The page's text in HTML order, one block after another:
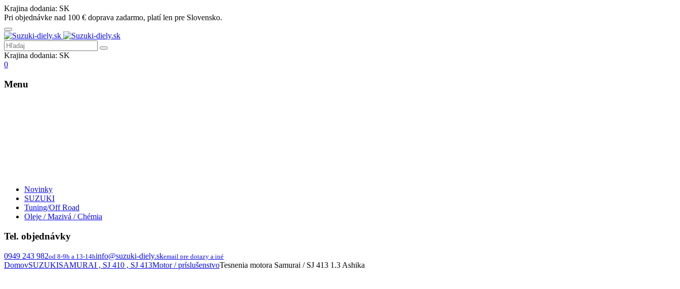
Krajina dodania: SK
Pri objednávke nad 100 € doprava zadarmo, platí len pre Slovensko.
Krajina dodania: SK
0
Menu
Novinky
SUZUKI
Tuning/Off Road
Oleje / Mazivá / Chémia
Tel. objednávky
0949 243 982od 8-9h a 13-14hinfo@suzuki-diely.skemail pre dotazy a iné
DomovSUZUKISAMURAI , SJ 410 , SJ 413Motor / príslušenstvoTesnenia motora Samurai / SJ 413 1.3 Ashika